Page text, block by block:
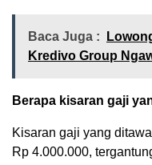
Baca Juga :
Kredivo Group
Berapa kisaran gaji
Kisaran gaji yang
Rp 4.000.000,